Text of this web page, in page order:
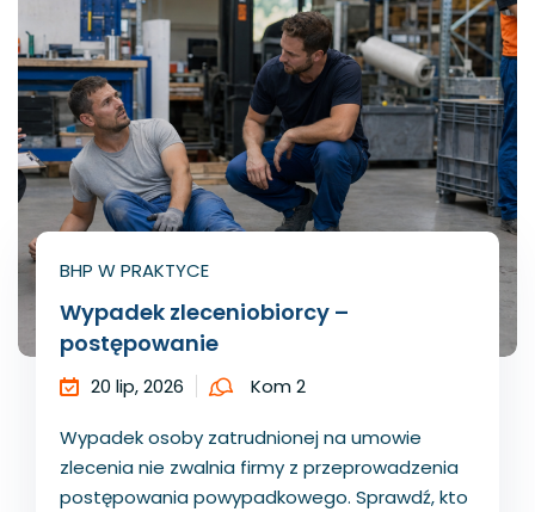
BHP W PRAKTYCE
Wypadek zleceniobiorcy –
postępowanie
20 lip, 2026 Kom 2
Wypadek osoby zatrudnionej na umowie
zlecenia nie zwalnia firmy z przeprowadzenia
postępowania powypadkowego. Sprawdź, kto